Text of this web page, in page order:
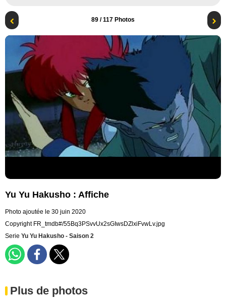
89 / 117 Photos
Yu Yu Hakusho : Affiche
Photo ajoutée le 30 juin 2020
Copyright FR_tmdb#/55Bq3PSvvUx2sGIwsDZlxiFvwLv.jpg
Serie Yu Yu Hakusho - Saison 2
Plus de photos